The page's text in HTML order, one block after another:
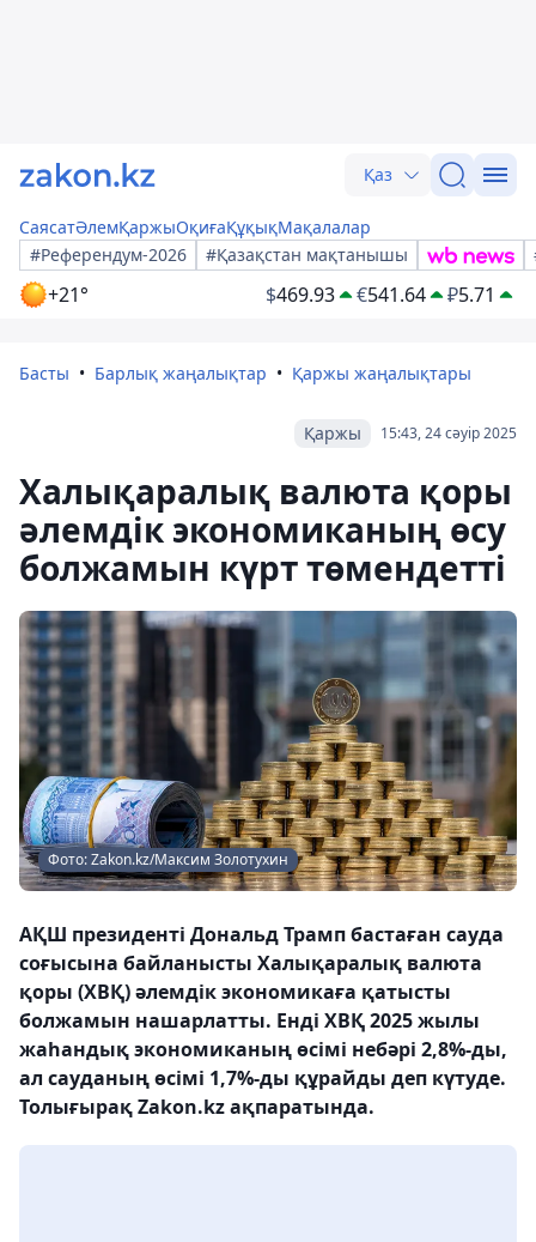
Қаз
СаясатӘлемҚаржыОқиғаҚұқықМақалалар
#Референдум-2026
#Қазақстан мақтанышы
+21° $469.93 €541.64 ₽5.71
Басты Барлық жаңалықтар Қаржы жаңалықтары
15:43, 24 сәуір 2025
Қаржы
Халықаралық валюта қоры
әлемдік экономиканың өсу
болжамын күрт төмендетті
Фото: Zakon.kz/Максим Золотухин
АҚШ президенті Дональд Трамп бастаған сауда
соғысына байланысты Халықаралық валюта
қоры (ХВҚ) әлемдік экономикаға қатысты
болжамын нашарлатты. Енді ХВҚ 2025 жылы
жаһандық экономиканың өсімі небәрі 2,8%-ды,
ал сауданың өсімі 1,7%-ды құрайды деп күтуде.
Толығырақ Zakon.kz ақпаратында.